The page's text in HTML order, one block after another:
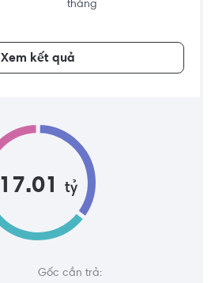
tháng
Xem kết quả
17.01 tỷ
Gốc cần trả: